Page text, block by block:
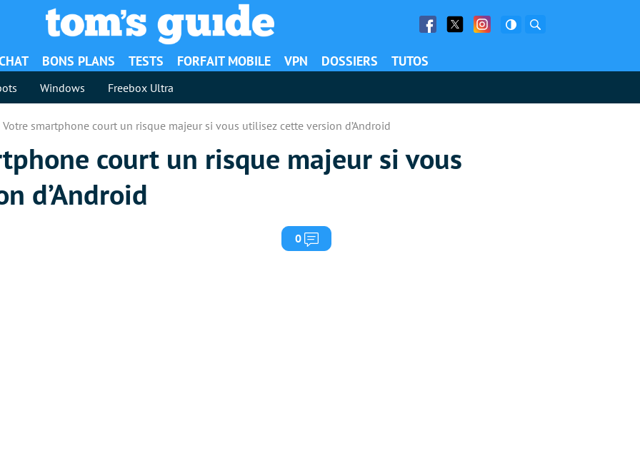
Facebook
Twitter Facebook
BONS PLANS TESTS FORFAIT MOBILE VPN DOSSIERS TUTOS
Windows Freebox Ultra
smartphone court un risque majeur si vous utilisez cette version d’Android
court un risque majeur si vous
d’Android
0 Commentaires